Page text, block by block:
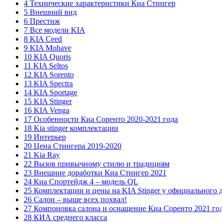
4 Технические характеристики Киа Стингер
5 Внешний вид
6 Престиж
7 Все модели KIA
8 KIA Ceed
9 KIA Mohave
10 KIA Quoris
11 KIA Seltos
12 KIA Sorento
13 KIA Spectra
14 KIA Sportage
15 KIA Stinger
16 KIA Venga
17 Особенности Киа Соренто 2020-2021 года
18 Kia stinger комплектации
19 Интерьер
20 Цена Стингера 2019-2020
21 Kia Ray
22 Вызов привычному стилю и традициям
23 Внешние доработки Киа Стингер 2021
24 Киа Спортейдж 4 – модель QL
25 Комплектации и цены на KIA Stinger у официального
26 Салон – выше всех похвал!
27 Компоновка салона и оснащение Киа Соренто 2021
28 КИА среднего класса